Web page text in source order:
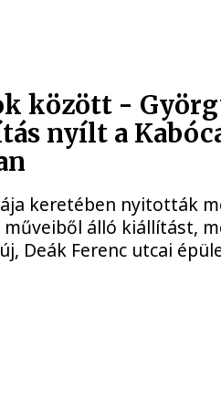
között -
nyílt a
keretében nyitották
műveiből álló kiállítást,
Deák Ferenc utcai